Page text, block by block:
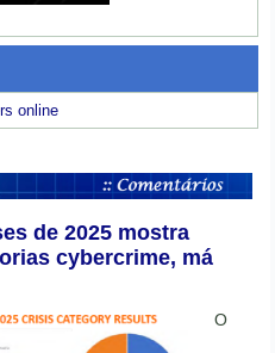
online
de 2025 mostra
cybercrime, má
O